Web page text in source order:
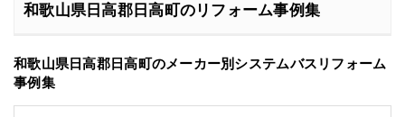
和歌山県日高郡日高町のリフォーム事例集
和歌山県日高郡日高町のメーカー別システムバスリフォーム
事例集